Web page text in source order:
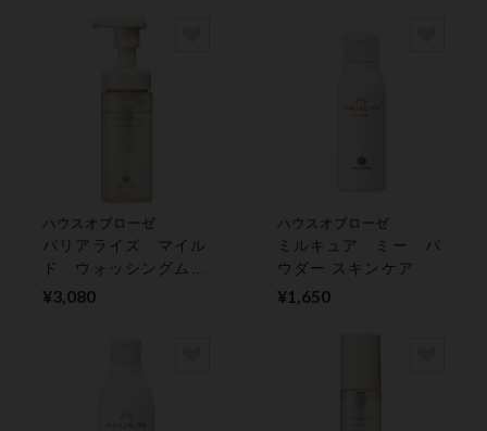
ハウスオブローゼ
バリアライズ マイル
ド ウォッシングムー
ス スキンケア
¥3,080
ハウスオブローゼ
ミルキュア ミー パ
ウダー スキンケア
¥1,650